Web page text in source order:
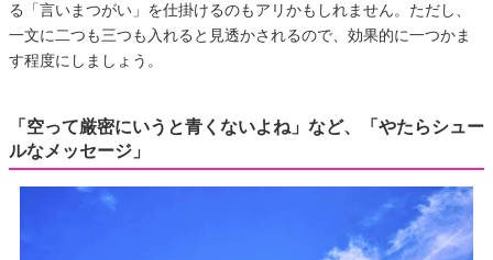
る「言いまつがい」を仕掛けるのもアリかもしれません。ただし、
一文に二つも三つも入れると見透かされるので、効果的に一つかま
す程度にしましょう。
「空って厳密にいうと青くないよね」など、「やたらシュー
ルなメッセージ」